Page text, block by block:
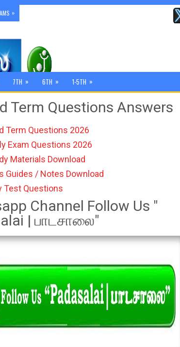
»
7TH » 6TH » 1-5TH »
Term Questions Answers
Term Questions 2026
Exam Questions 2026
Materials Download
Guides / Notes Download
Test Questions
Channel Follow Us "
| பாடசாலை"